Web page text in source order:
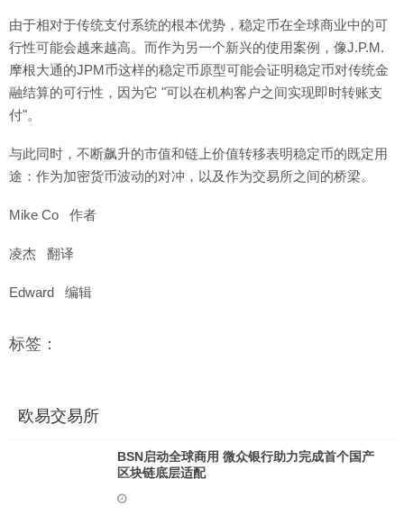
由于相对于传统支付系统的根本优势，稳定币在全球商业中的可
行性可能会越来越高。而作为另一个新兴的使用案例，像J.P.M.
摩根大通的JPM币这样的稳定币原型可能会证明稳定币对传统金
融结算的可行性，因为它 "可以在机构客户之间实现即时转账支
付"。
与此同时，不断飙升的市值和链上价值转移表明稳定币的既定用
途：作为加密货币波动的对冲，以及作为交易所之间的桥梁。
Mike Co 作者
凌杰 翻译
Edward 编辑
标签：
欧易交易所
BSN启动全球商用 微众银行助力完成首个国产
区块链底层适配